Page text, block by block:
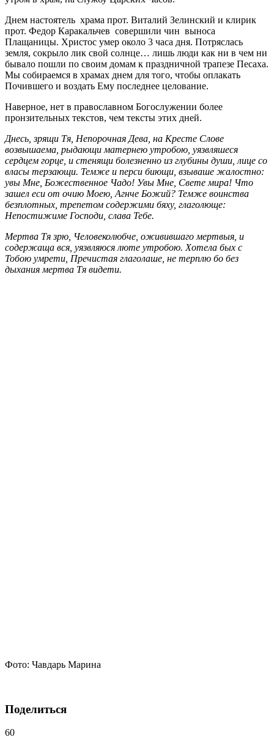
Днем настоятель храма прот. Виталий Зелинский и клирик
прот. Федор Каракальчев совершили чин выноса
Плащаницы. Христос умер около 3 часа дня. Потряслась
земля, сокрыло лик свой солнце… лишь люди как ни в чем ни
бывало пошли по своим домам к праздничной трапезе Песаха.
Мы собираемся в храмах днем для того, чтобы оплакать
Почившего и воздать Ему последнее целование.
Наверное, нет в православном Богослужении более
пронзительных текстов, чем тексты этих дней.
Днесь, зрящи Тя, Непорочная Дева, на Кресте Слове
возвышаема, рыдающи матернею утробою, уязвляшеся
сердцем горце, и стенящи болезненно из глубины души, лице со
власы терзающи. Темже и перси биющи, взываше жалостно:
увы Мне, Божественное Чадо! Увы Мне, Свете мира! Что
зашел еси от очию Моею, Агнче Божий? Темже воинства
безплотных, трепетом содержими бяху, глаголюще:
Непостижиме Господи, слава Тебе.
Мертва Тя зрю, Человеколюбче, оживившаго мертвыя, и
содержаща вся, уязвляюся люте утробою. Хотела бых с
Тобою умрети, Пречистая глаголаше, не терплю бо без
дыхания мертва Тя видети.
Фото: Чавдарь Марина
Поделиться
60